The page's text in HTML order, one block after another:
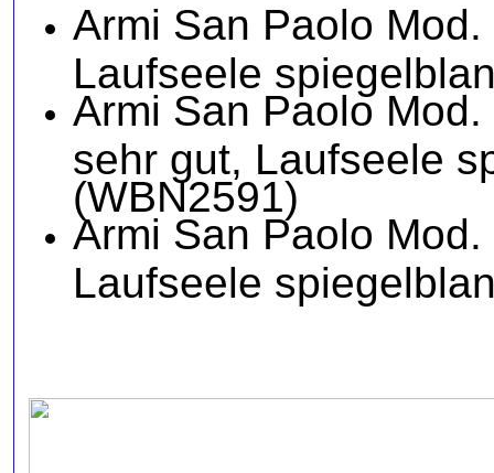
Armi San Paolo
Laufseele
Armi San Paolo
sehr gut, Laufseele
(WBN2591)
Armi San Paolo
Laufseele